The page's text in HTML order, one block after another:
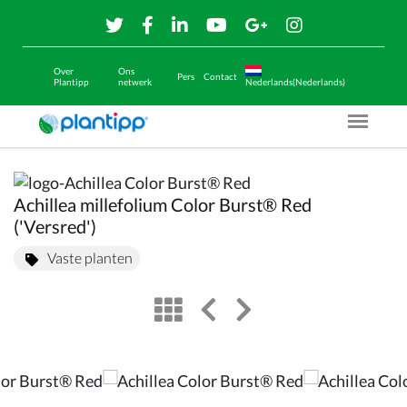
Over
Plantipp
Ons
netwerk
Pers Contact
Nederlands(Nederlands)
Menu
Achillea millefolium Color Burst® Red
('Versred')
Vaste planten
viewleft arrow
right arrow